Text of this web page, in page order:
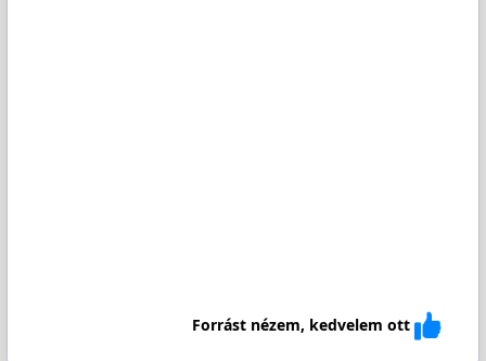
Forrást nézem, kedvelem ott